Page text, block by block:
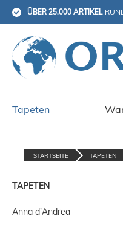
ÜBER 25.000 ARTIKEL
Tapeten
STARTSEITE TAPETEN
TAPETEN
Anna d'Andrea